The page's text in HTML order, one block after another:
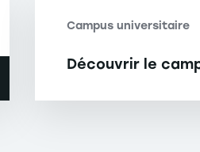
Campus universitaire
Découvrir le